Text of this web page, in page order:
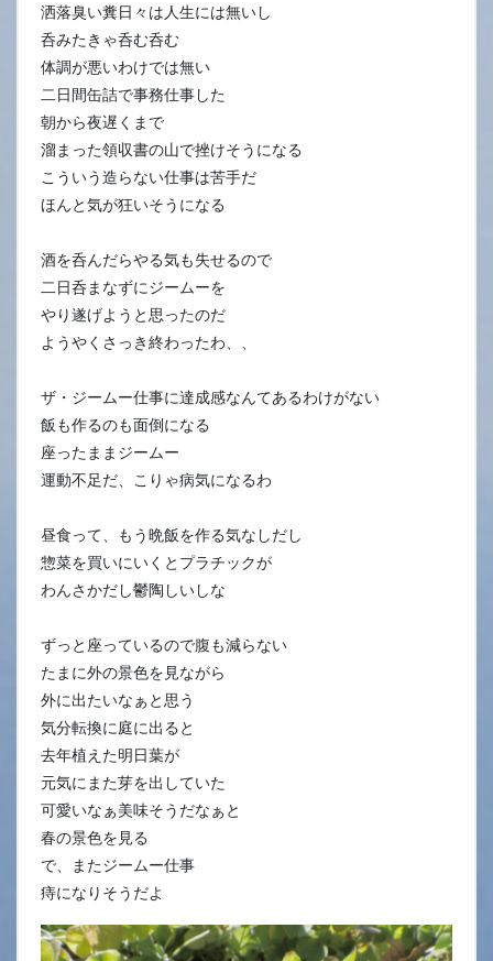
洒落臭い糞日々は人生には無いし
呑みたきゃ呑む呑む
体調が悪いわけでは無い
二日間缶詰で事務仕事した
朝から夜遅くまで
溜まった領収書の山で挫けそうになる
こういう造らない仕事は苦手だ
ほんと気が狂いそうになる
酒を呑んだらやる気も失せるので
二日呑まなずにジームーを
やり遂げようと思ったのだ
ようやくさっき終わったわ、、
ザ・ジームー仕事に達成感なんてあるわけがない
飯も作るのも面倒になる
座ったままジームー
運動不足だ、こりゃ病気になるわ
昼食って、もう晩飯を作る気なしだし
惣菜を買いにいくとプラチックが
わんさかだし鬱陶しいしな
ずっと座っているので腹も減らない
たまに外の景色を見ながら
外に出たいなぁと思う
気分転換に庭に出ると
去年植えた明日葉が
元気にまた芽を出していた
可愛いなぁ美味そうだなぁと
春の景色を見る
で、またジームー仕事
痔になりそうだよ